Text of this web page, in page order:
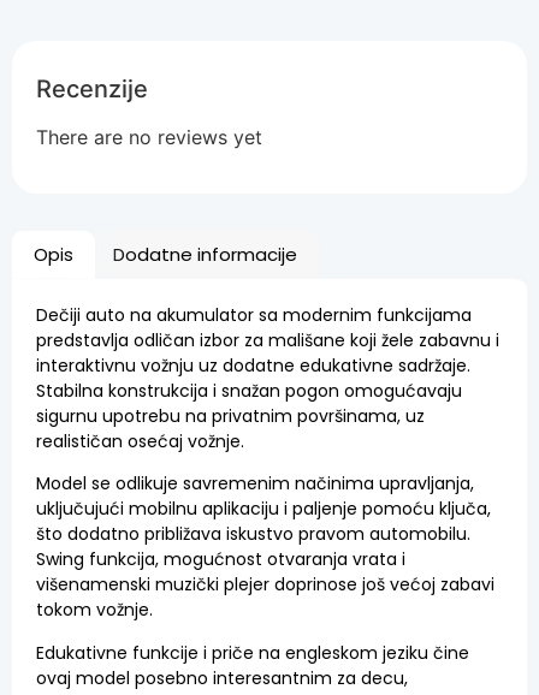
Opis Dodatne informacije
Dečiji auto na akumulator sa modernim funkcijama
predstavlja odličan izbor za mališane koji žele zabavnu i
interaktivnu vožnju uz dodatne edukativne sadržaje.
Stabilna konstrukcija i snažan pogon omogućavaju
sigurnu upotrebu na privatnim površinama, uz
realističan osećaj vožnje.
Model se odlikuje savremenim načinima upravljanja,
uključujući mobilnu aplikaciju i paljenje pomoću ključa,
što dodatno približava iskustvo pravom automobilu.
Swing funkcija, mogućnost otvaranja vrata i
višenamenski muzički plejer doprinose još većoj zabavi
tokom vožnje.
Edukativne funkcije i priče na engleskom jeziku čine
ovaj model posebno interesantnim za decu,
Recenzije
There are no reviews yet